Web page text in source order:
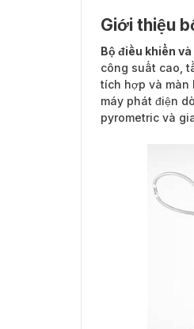
Giới thiệu
Bộ điều khiển
công suất cao,
tích hợp và màn
máy phát điện
pyrometric và